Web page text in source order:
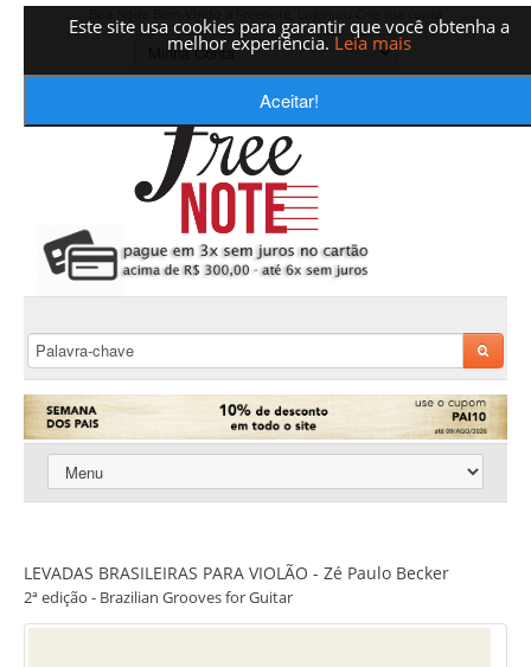
Este site usa cookies para garantir que você obtenha a
melhor experiência. Leia mais
Aceitar!
LEVADAS BRASILEIRAS PARA VIOLÃO - Zé Paulo Becker
2ª edição - Brazilian Grooves for Guitar